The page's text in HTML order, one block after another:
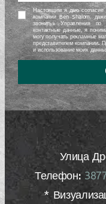
Настоящим я даю согласие
компании Ben Shalom,
звонить» Управления по
контактные данные, я
могу получать рекламные
представителем компании.
и использование моих
Улица
Телефон:
*